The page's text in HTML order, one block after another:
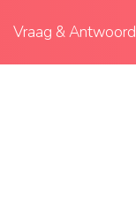
Vraag & Antwoord